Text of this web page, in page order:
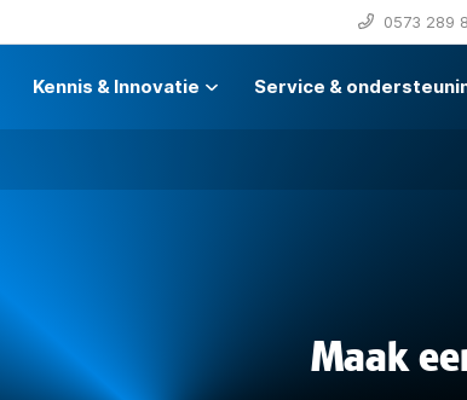
0573 289
Kennis & Innovatie Service &
Maak